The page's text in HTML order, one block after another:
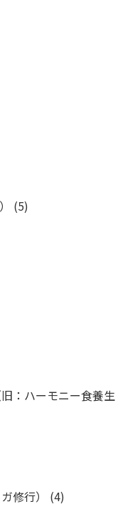
(5)
：ハーモニー食養生
修行）
(4)